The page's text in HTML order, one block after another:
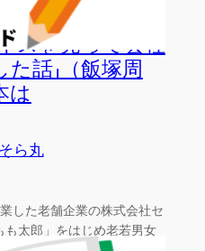
イスを売って会社
話」（飯塚周
は
そら丸
した老舗企業の株式会社セ
太郎」をはじめ老若男女